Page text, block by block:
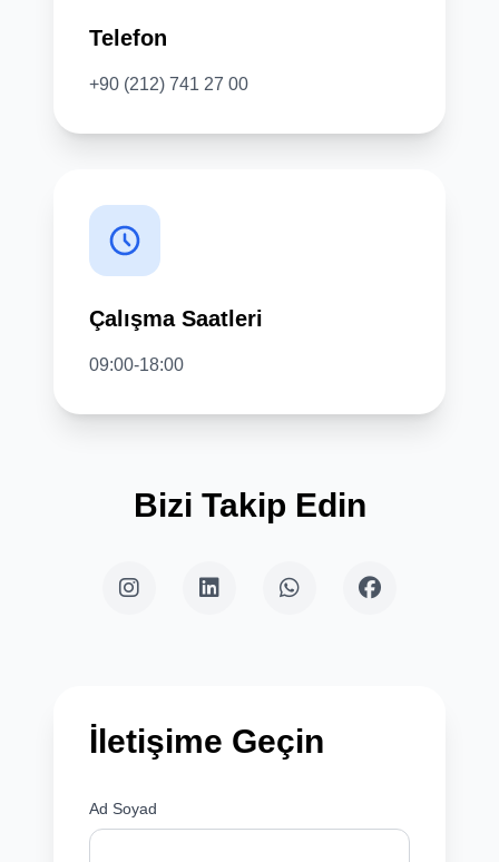
Telefon
+90 (212) 741 27 00
Çalışma Saatleri
09:00-18:00
Bizi Takip Edin
İletişime Geçin
Ad Soyad